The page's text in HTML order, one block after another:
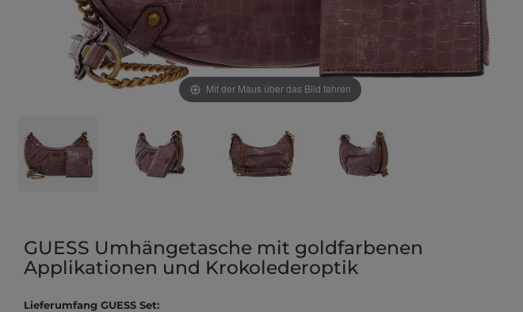
Mit der Maus über das Bild fahren
GUESS Umhängetasche mit goldfarbenen
Applikationen und Krokolederoptik
Lieferumfang GUESS Set: